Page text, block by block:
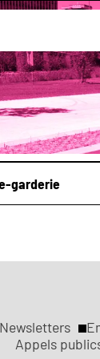
de loisirs
garderie
Newsletters
Appels